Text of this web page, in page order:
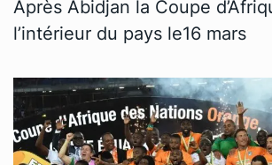
Après Abidjan la Coupe
l’intérieur du pays le16 mars